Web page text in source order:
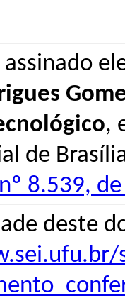
,
de
8.539,
deste